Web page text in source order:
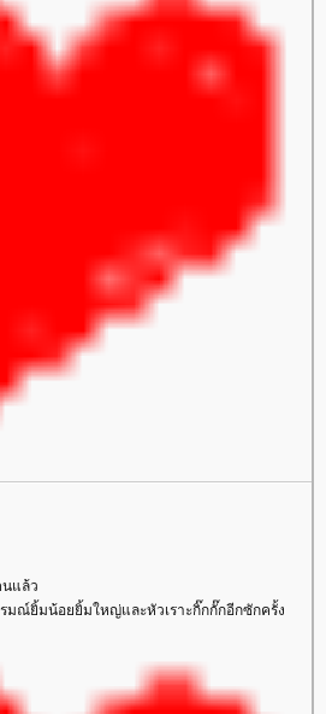
นแล้ว
มณ์ยิ้มน้อยยิ้มใหญ่และหัวเราะกิ๊กกั๊กอีกซักครั้ง